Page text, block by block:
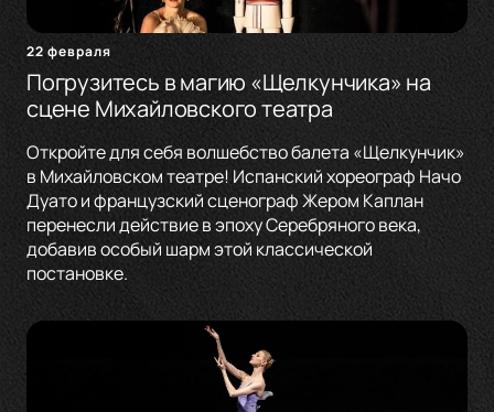
22 февраля
Погрузитесь в магию «Щелкунчика» на
сцене Михайловского театра
Откройте для себя волшебство балета «Щелкунчик»
в Михайловском театре! Испанский хореограф Начо
Дуато и французский сценограф Жером Каплан
перенесли действие в эпоху Серебряного века,
добавив особый шарм этой классической
постановке.